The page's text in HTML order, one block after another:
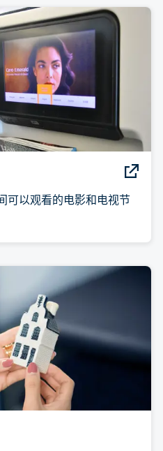
可以观看的电影和电视节